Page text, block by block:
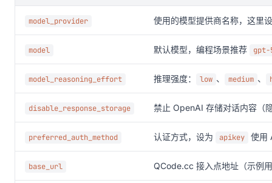
model_provider 使用的模型提供商名称，这里
model 默认模型，编程场景推荐
model_reasoning_effort 推理强度： low 、 medium 、
disable_response_storage 禁止 OpenAI 存储对话内容（
preferred_auth_method 认证方式，设为 apikey 使用
base_url QCode.cc 接入点地址（示例